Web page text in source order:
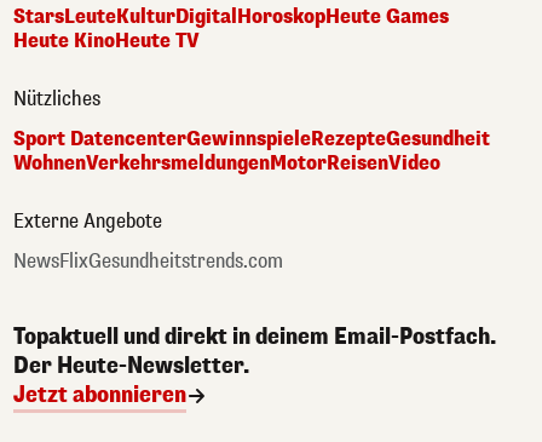
StarsLeuteKulturDigital HoroskopHeute Games
Heute KinoHeute TV
Nützliches
Sport DatencenterGewinnspieleRezepteGesundheit
WohnenVerkehrsmeldungenMotorReisenVideo
Externe Angebote
NewsFlixGesundheitstrends.com
Topaktuell und direkt in deinem Email-Postfach.
Der Heute-Newsletter.
Jetzt abonnieren